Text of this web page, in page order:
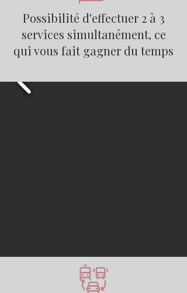
Possibilité d'effectuer 2 à 3
services simultanément, ce
qui vous fait gagner du temps